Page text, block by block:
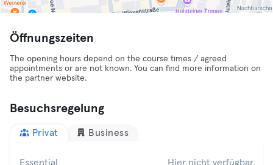
Öffnungszeiten
The opening hours depend on the course times / agreed
appointments or are not known. You can find more information on
the partner website.
Besuchsregelung
Privat Business
Essential Hier nicht verfügbar